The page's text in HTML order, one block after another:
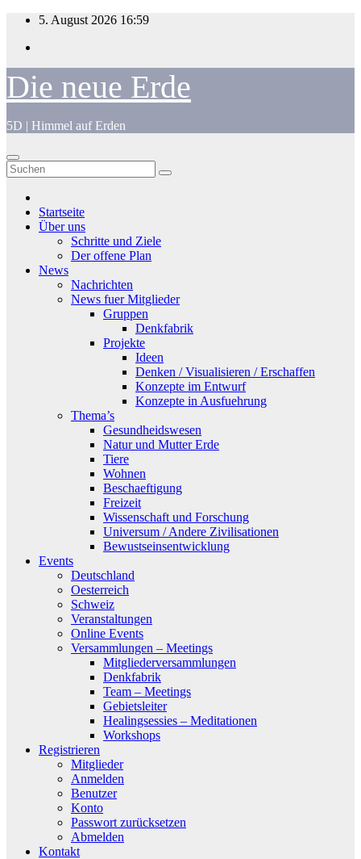
Zum
springen
5. August 2026 16:59
Die neue Erde
5D | Himmel auf Erden
Startseite
Über uns
Schritte und Ziele
Der offene Plan
News
Nachrichten
News fuer Mitglieder
Gruppen
Denkfabrik
Projekte
Ideen
Denken / Visualisieren / Erschaffen
Konzepte im Entwurf
Konzepte in Ausfuehrung
Thema’s
Gesundheidswesen
Natur und Mutter Erde
Tiere
Wohnen
Beschaeftigung
Freizeit
Wissenschaft und Forschung
Universum / Andere Zivilisationen
Bewustseinsentwicklung
Events
Deutschland
Oesterreich
Schweiz
Veranstaltungen
Online Events
Versammlungen – Meetings
Mitgliederversammlungen
Denkfabrik
Team – Meetings
Gebietsleiter
Healingsessies – Meditationen
Workshops
Registrieren
Mitglieder
Anmelden
Benutzer
Konto
Passwort zurücksetzen
Abmelden
Kontakt